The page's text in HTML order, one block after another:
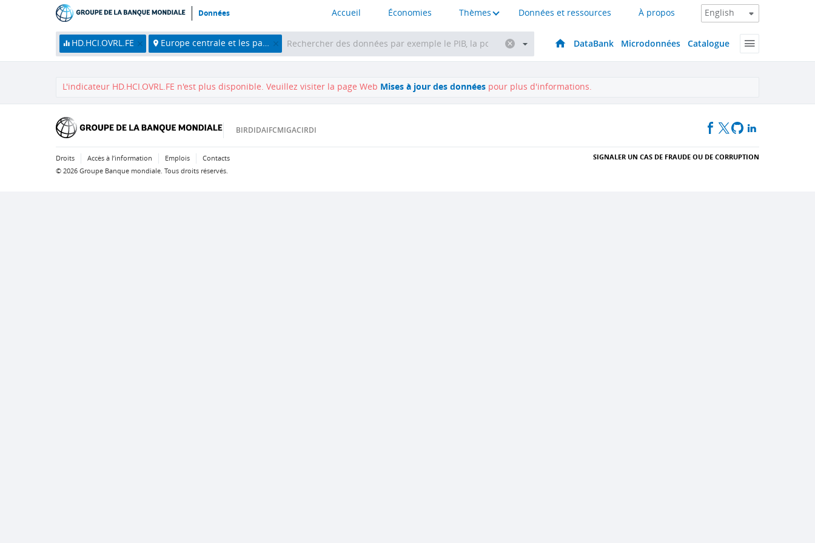
Données Accueil Économies Thèmes Données et ressources À propos
HD.HCI.OVRL.FE Europe centrale et les pays baltes DataBank Microdonnées Catalogue
L'indicateur HD.HCI.OVRL.FE n'est plus disponible. Veuillez visiter la page Web Mises à jour des données pour plus d'informations.
BIRDIDAIFCMIGACIRDI
Droits Accès à l’information Emplois
Contacts
© 2026 Groupe Banque mondiale. Tous droits réservés.
SIGNALER UN CAS DE FRAUDE OU DE CORRUPTION